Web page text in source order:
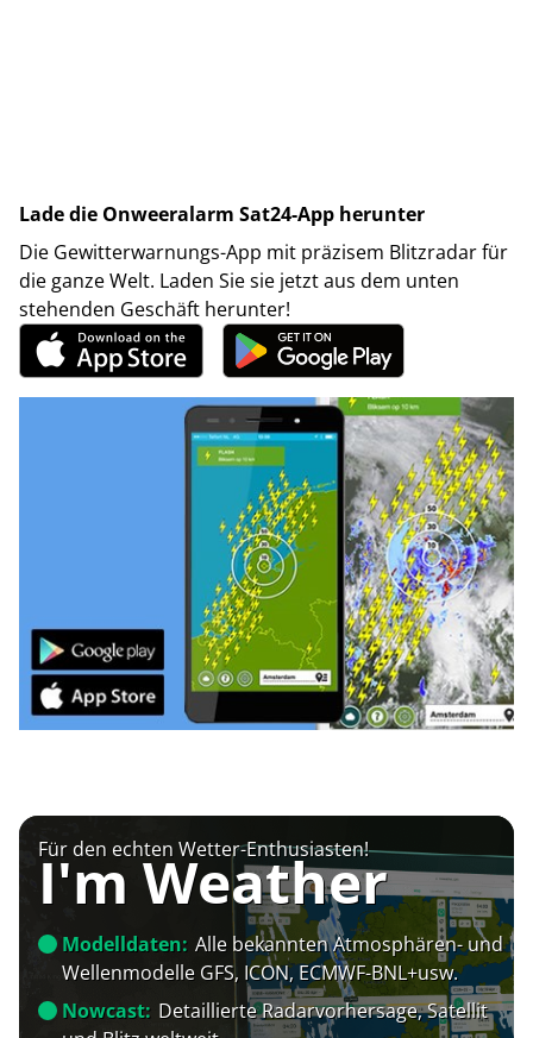
Lade die Onweeralarm Sat24-App herunter
Die Gewitterwarnungs-App mit präzisem Blitzradar für
die ganze Welt. Laden Sie sie jetzt aus dem unten
stehenden Geschäft herunter!
Für den echten Wetter-Enthusiasten!
I'm Weather
Modelldaten: Alle bekannten Atmosphären- und
Wellenmodelle GFS, ICON, ECMWF-BNL+usw.
Nowcast: Detaillierte Radarvorhersage, Satellit